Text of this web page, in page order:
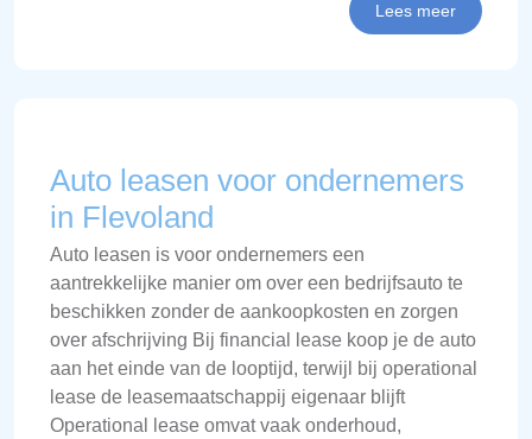
Lees meer
Auto leasen voor ondernemers
in Flevoland
Auto leasen is voor ondernemers een
aantrekkelijke manier om over een bedrijfsauto te
beschikken zonder de aankoopkosten en zorgen
over afschrijving Bij financial lease koop je de auto
aan het einde van de looptijd, terwijl bij operational
lease de leasemaatschappij eigenaar blijft
Operational lease omvat vaak onderhoud,